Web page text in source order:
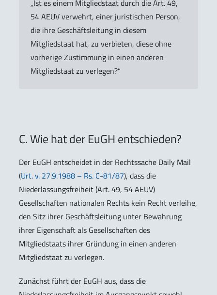
„Ist es einem Mitgliedstaat durch die Art. 49,
54 AEUV verwehrt, einer juristischen Person,
die ihre Geschäftsleitung in diesem
Mitgliedstaat hat, zu verbieten, diese ohne
vorherige Zustimmung in einen anderen
Mitgliedstaat zu verlegen?“
C. Wie hat der EuGH entschieden?
Der EuGH entscheidet in der Rechtssache Daily Mail
(Urt. v. 27.9.1988 – Rs. C-81/87), dass die
Niederlassungsfreiheit (Art. 49, 54 AEUV)
Gesellschaften nationalen Rechts kein Recht verleihe,
den Sitz ihrer Geschäftsleitung unter Bewahrung
ihrer Eigenschaft als Gesellschaften des
Mitgliedstaats ihrer Gründung in einen anderen
Mitgliedstaat zu verlegen.
Zunächst führt der EuGH aus, dass die